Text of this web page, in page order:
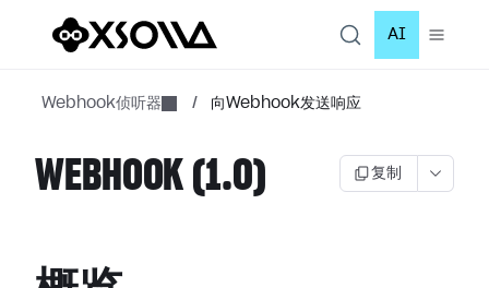
AI
Webhook侦听器 / 向Webhook发送响应
WEBHOOK (1.0) 复制